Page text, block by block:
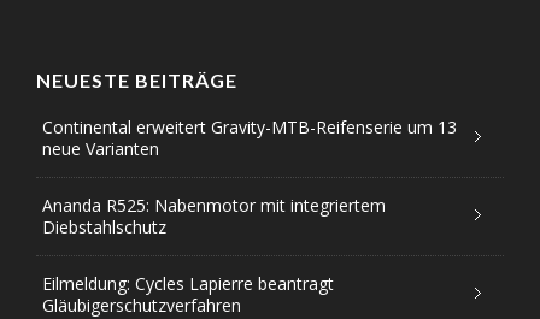
NEUESTE BEITRÄGE
Continental erweitert Gravity-MTB-Reifenserie um 13
neue Varianten
Ananda R525: Nabenmotor mit integriertem
Diebstahlschutz
Eilmeldung: Cycles Lapierre beantragt
Gläubigerschutzverfahren